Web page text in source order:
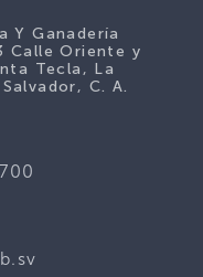
Y Ganadería
Calle Oriente y
Tecla, La
C. A.